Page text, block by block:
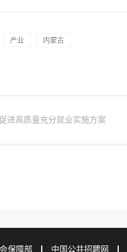
产业 内蒙古
进高质量充分就业实施方案
保障部 中国公共招聘网